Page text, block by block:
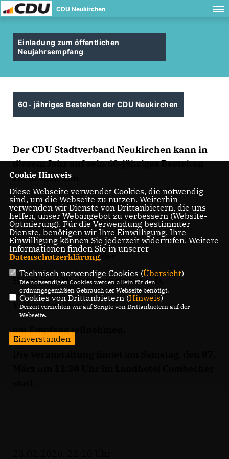
CDU Neukirchen
Einladung zum öffentlichen
Neujahrsempfang
60- jähriges Bestehen der CDU Neukirchen
Der CDU Stadtverband Neukirchen kann in
diesem Jahr auf sein 60-jähriges Bestehen
zurückblicken.
Aus diesem Anlass lädt er zum 21.
Öffentlichen Neujahrsempfang mit einer
Feierstunde herzlich ein.
Als Ehrengast wird der
Hessische Ministerpräsident a. D.
Volker Bouffier
am Empfang teilnehmen.
Cookie Hinweis
Diese Webseite verwendet Cookies, die notwendig
sind, um die Webseite zu nutzen. Weiterhin
verwenden wir Dienste von Drittanbietern, die uns
helfen, unser Webangebot zu verbessern (Website-
Optmierung). Für die Verwendung bestimmter
Dienste, benötigen wir Ihre Einwilligung. Ihre
Einwilligung können Sie jederzeit widerrufen. Weitere
Informationen finden Sie in unserer
Datenschutzerklärung.
Technisch notwendige Cookies (Übersicht)
Die notwendigen Cookies werden allein für den
ordnungsgemäßen Gebrauch der Webseite benötigt.
Cookies von Drittanbietern (Hinweis)
Derzeit verzichten wir auf Scripte von Drittanbietern auf der
Webseite.
Einverstanden